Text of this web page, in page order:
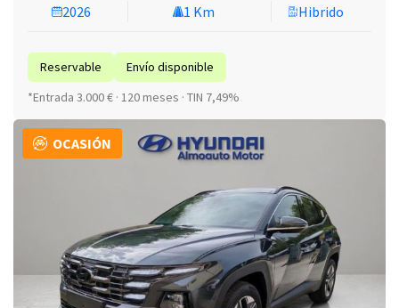
2026 1 Km Hibrido
Reservable
Envío disponible
*Entrada 3.000 € · 120 meses · TIN 7,49%
OCASIÓN